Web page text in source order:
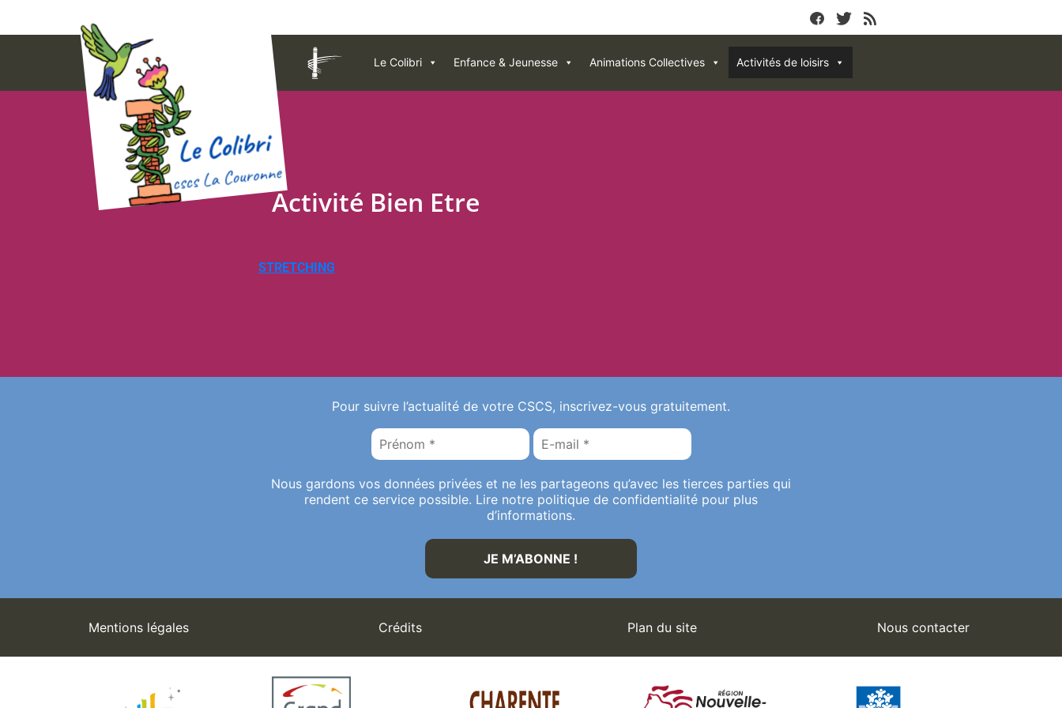
Le Colibri Enfance & Jeunesse Animations Collectives Activités de loisirs
Activité Bien Etre
STRETCHING
Pour suivre l’actualité de votre CSCS, inscrivez-vous gratuitement.
Nous gardons vos données privées et ne les partageons qu’avec les tierces parties qui
rendent ce service possible. Lire notre politique de confidentialité pour plus
d’informations.
Mentions légales Crédits Plan du site Nous contacter